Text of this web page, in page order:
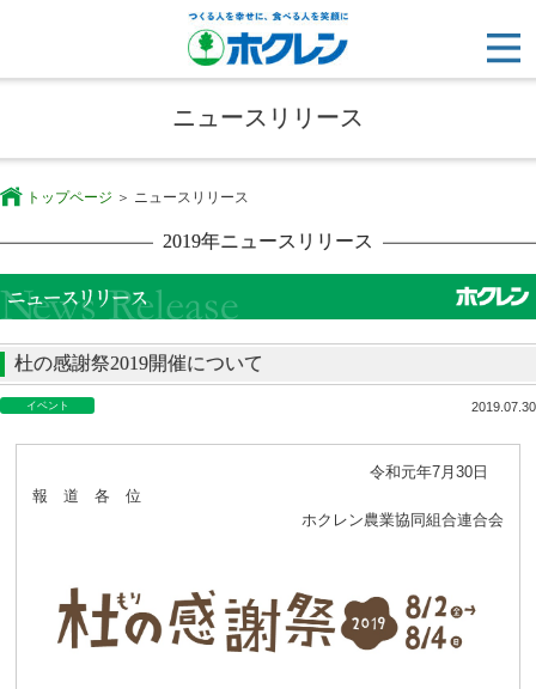
ニュースリリース
トップページ ニュースリリース
2019年ニュースリリース
杜の感謝祭2019開催について
イベント 2019.07.30
令和元年7月30日
報 道 各 位
ホクレン農業協同組合連合会